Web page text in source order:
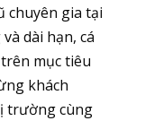
chuyên gia tại
dài hạn, cá
mục tiêu
khách
trường cùng